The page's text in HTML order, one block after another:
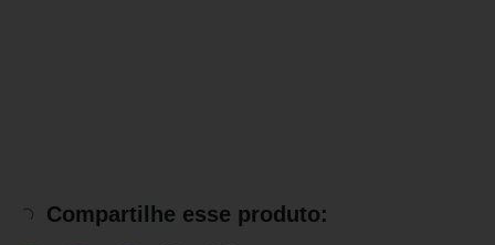
Compartilhe esse produto: